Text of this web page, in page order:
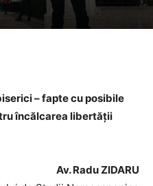
– fapte cu posibile
încălcarea libertății
Av. Radu ZIDARU